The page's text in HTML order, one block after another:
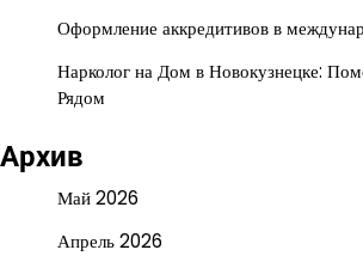
Оформление аккредитивов в
Нарколог на Дом в Новокузнецке:
Рядом
Архив
Май 2026
Апрель 2026